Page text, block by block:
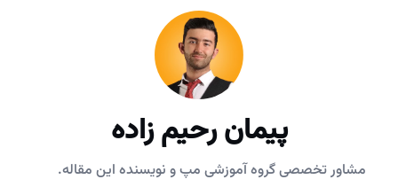
پیمان رحیم زاده
مشاور تخصصی گروه آموزشی مپ و نویسنده این مقاله.